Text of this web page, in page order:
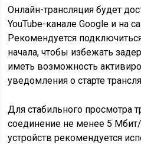
Онлайн-трансляция будет
YouTube-канале Google и на
Рекомендуется
начала, чтобы избежать
иметь возможность
уведомления о старте
Для стабильного просмотра
соединение не менее 5
устройств рекомендуется